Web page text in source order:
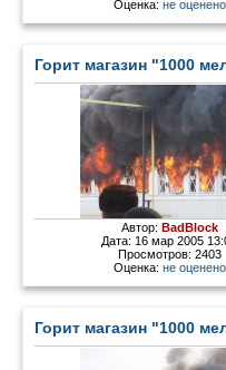
Оценка: не оценено
Горит магазин "1000
Автор: BadBlock
Дата: 16 мар 2005
Просмотров: 2403
Оценка: не оценено
Горит магазин "1000